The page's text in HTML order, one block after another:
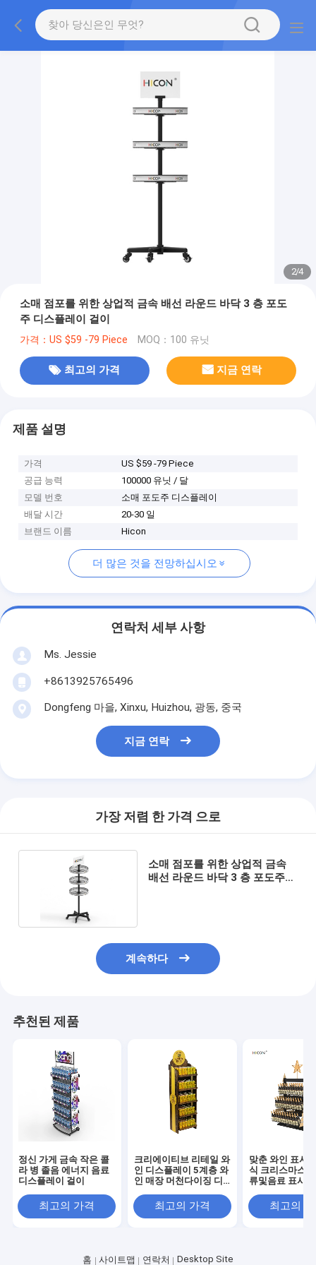
2/4
소매 점포를 위한 상업적 금속 배선 라운드 바닥 3 층 포도
주 디스플레이 걸이
가격：US $59 -79 Piece MOQ：100 유닛
최고의 가격 지금 연락
제품 설명
가격
US $59 -79 Piece
공급 능력
100000 유닛 / 달
모델 번호
소매 포도주 디스플레이
배달 시간
20-30 일
브랜드 이름
Hicon
더 많은 것을 전망하십시오
연락처 세부 사항
Ms. Jessie
+8613925765496
Dongfeng 마을, Xinxu, Huizhou, 광동, 중국
지금 연락
가장 저렴 한 가격 으로
소매 점포를 위한 상업적 금속
배선 라운드 바닥 3 층 포도주
계속하다
추천된 제품
정신 가게 금속 작은 콜
라 병 졸음 에너지 음료
디스플레이 걸이
최고의 가격
크리에이티브 리테일 와
인 디스플레이 5계층 와
인 매장 머천다이징 디
최고의 가격
맞춘 와인 표시
식 크리스마스
류및음료 표시대
최고의
홈 사이트맵 연락처 Desktop Site